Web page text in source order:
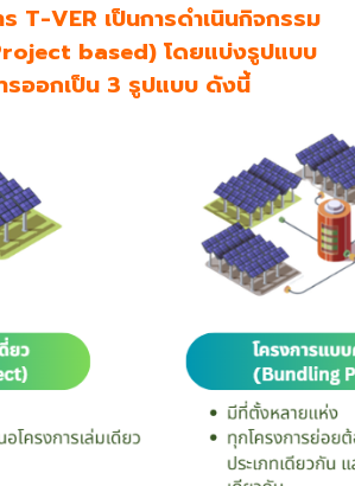
ร T-VER เป็นการดำเนินกิจกรรม
based) โดยแบ่งรูปแบบ
รออกเป็น 3 รูปแบบ ดังนี้